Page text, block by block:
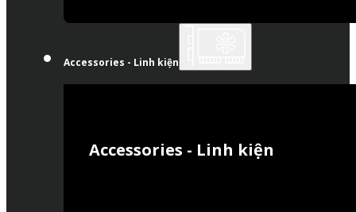
Accessories - Linh kiện
Accessories - Linh kiện